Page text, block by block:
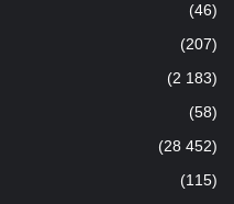
(46)
(207)
(2 183)
(58)
(28 452)
(115)